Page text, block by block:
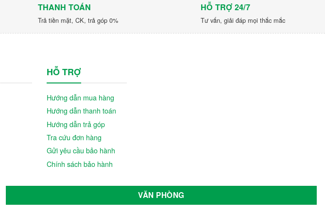
THANH TOÁN
Trả tiền mặt, CK, trả góp 0%
HỖ TRỢ 24/7
Tư vấn, giải đáp mọi thắc mắc
HỖ TRỢ
Hướng dẫn mua hàng
Hướng dẫn thanh toán
Hướng dẫn trả góp
Tra cứu đơn hàng
Gửi yêu cầu bảo hành
Chính sách bảo hành
VĂN PHÒNG